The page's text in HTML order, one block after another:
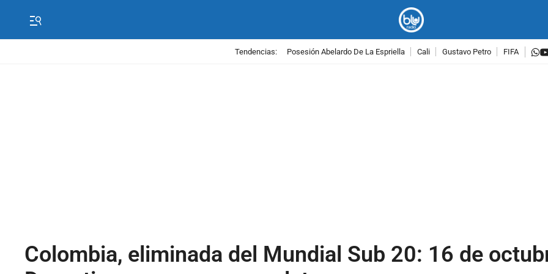
Tendencias: Posesión Abelardo De La Espriella Cali Gustavo Petro FIFA
Colombia, eliminada del Mundial Sub 20: 16 de